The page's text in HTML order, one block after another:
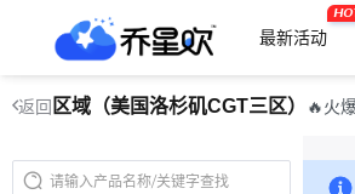
最新活动
返回 区域（美国洛杉矶CGT三区） 🔥火